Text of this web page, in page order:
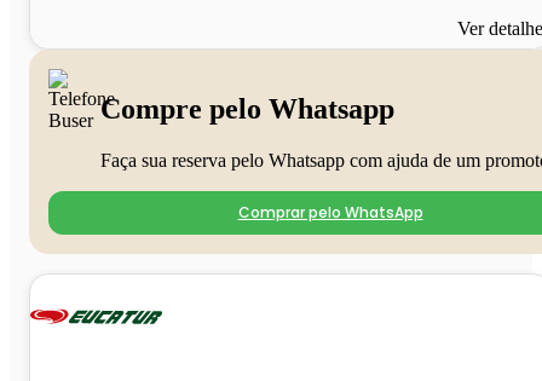
Ver
Compre pelo Whatsapp
Faça sua reserva pelo Whatsapp com ajuda de um
Comprar pelo WhatsApp